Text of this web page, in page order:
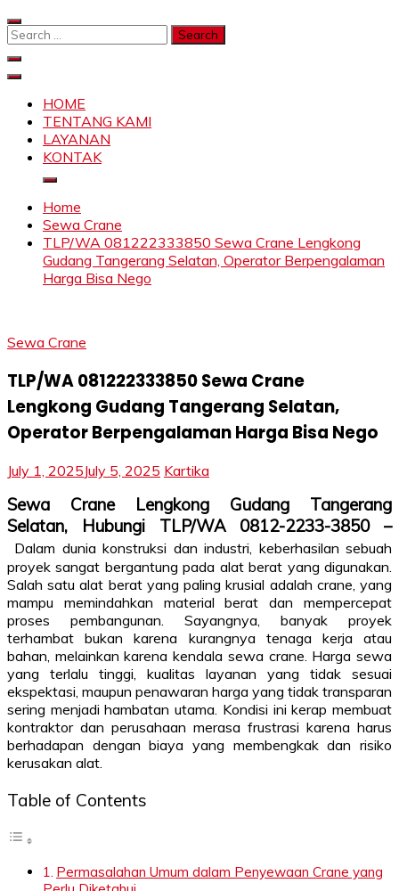
Skip
to
Search
SKYLIFTHOME
TENTANG KAMI
LAYANAN
KONTAK
Home
Sewa Crane
TLP/WA 081222333850 Sewa Crane Lengkong
Gudang Tangerang Selatan, Operator Berpengalaman
Harga Bisa Nego
Sewa Crane
TLP/WA 081222333850 Sewa Crane
Lengkong Gudang Tangerang Selatan,
Operator Berpengalaman Harga Bisa Nego
July 1, 2025July 5, 2025 Kartika
Sewa Crane Lengkong Gudang Tangerang
Selatan, Hubungi TLP/WA 0812-2233-3850 –
Dalam dunia konstruksi dan industri, keberhasilan sebuah
proyek sangat bergantung pada alat berat yang digunakan.
Salah satu alat berat yang paling krusial adalah crane, yang
mampu memindahkan material berat dan mempercepat
proses pembangunan. Sayangnya, banyak proyek
terhambat bukan karena kurangnya tenaga kerja atau
bahan, melainkan karena kendala sewa crane. Harga sewa
yang terlalu tinggi, kualitas layanan yang tidak sesuai
ekspektasi, maupun penawaran harga yang tidak transparan
sering menjadi hambatan utama. Kondisi ini kerap membuat
kontraktor dan perusahaan merasa frustrasi karena harus
berhadapan dengan biaya yang membengkak dan risiko
kerusakan alat.
Table of Contents
Permasalahan Umum dalam Penyewaan Crane yang